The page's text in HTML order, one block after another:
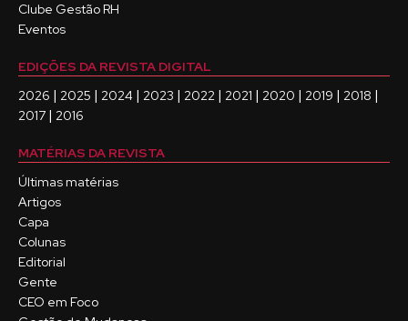
Clube Gestão RH
Eventos
EDIÇÕES DA REVISTA DIGITAL
2026 | 2025 | 2024 | 2023 | 2022 | 2021 | 2020 | 2019 | 2018 |
2017 | 2016
MATÉRIAS DA REVISTA
Últimas matérias
Artigos
Capa
Colunas
Editorial
Gente
CEO em Foco